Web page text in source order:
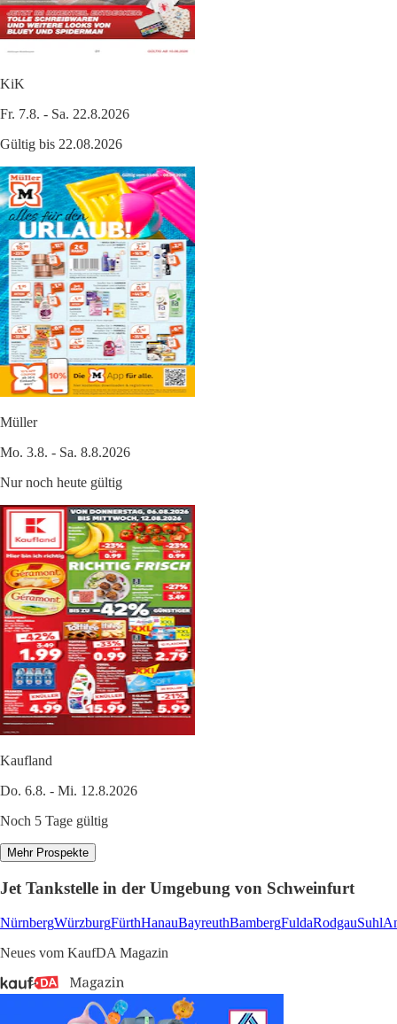
KiK
Fr. 7.8. - Sa. 22.8.2026
Gültig bis 22.08.2026
Müller
Mo. 3.8. - Sa. 8.8.2026
Nur noch heute gültig
Kaufland
Do. 6.8. - Mi. 12.8.2026
Noch 5 Tage gültig
Mehr Prospekte
Jet Tankstelle in der Umgebung von Schweinfurt
NürnbergWürzburgFürthHanauBayreuthBambergFuldaRodgauSuhl
Neues vom KaufDA Magazin